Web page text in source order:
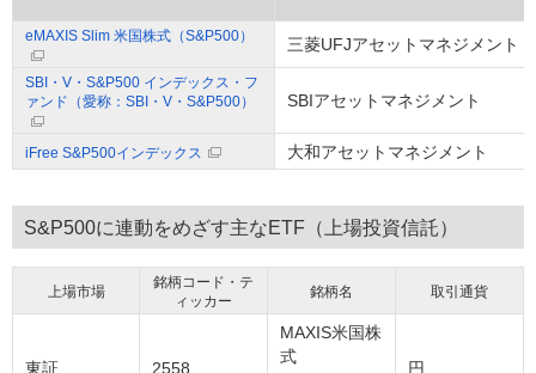
eMAXIS Slim 米国株式（S&P500） 三菱UFJアセットマネジメント
SBI・V・S&P500 インデックス・フ
ァンド（愛称：SBI・V・S&P500）
SBIアセットマネジメント
iFree S&P500インデックス 大和アセットマネジメント
S&P500に連動をめざす主なETF（上場投資信託）
上場市場
銘柄コード・テ
ィッカー
銘柄名 取引通貨
東証 2558
MAXIS米国株
式
円